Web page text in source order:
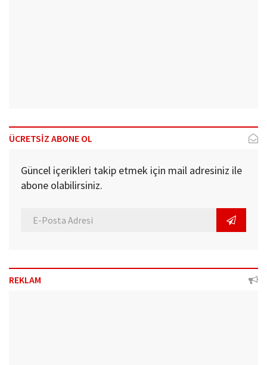
ÜCRETSİZ ABONE OL
Güncel içerikleri takip etmek için mail adresiniz ile
abone olabilirsiniz.
REKLAM